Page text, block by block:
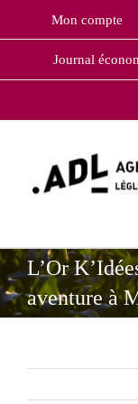
Mon compte
Journal
L’Or
aventure à